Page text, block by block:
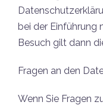
bei der Einführung
Besuch gilt dann
Fragen an den
Wenn Sie Fragen